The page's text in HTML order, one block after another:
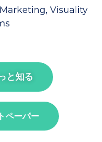
Visuality
と知る
ペーパー